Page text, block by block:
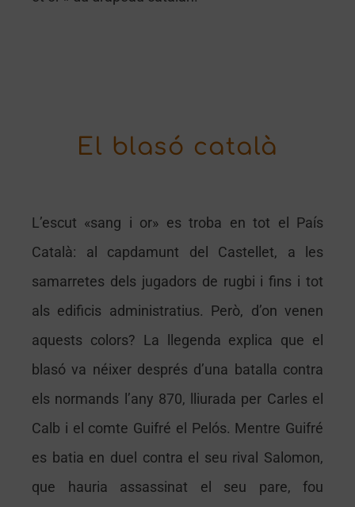
El blasó català
L’escut «sang i or» es troba en tot el País
Català: al capdamunt del Castellet, a les
samarretes dels jugadors de rugbi i fins i tot
als edificis administratius. Però, d’on venen
aquests colors? La llegenda explica que el
blasó va néixer després d’una batalla contra
els normands l’any 870, lliurada per Carles el
Calb i el comte Guifré el Pelós. Mentre Guifré
es batia en duel contra el seu rival Salomon,
que hauria assassinat el seu pare, fou